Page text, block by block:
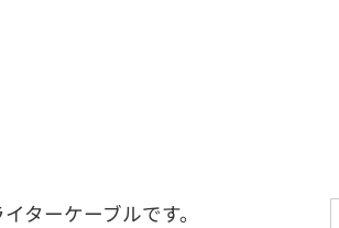
ターケーブルです。